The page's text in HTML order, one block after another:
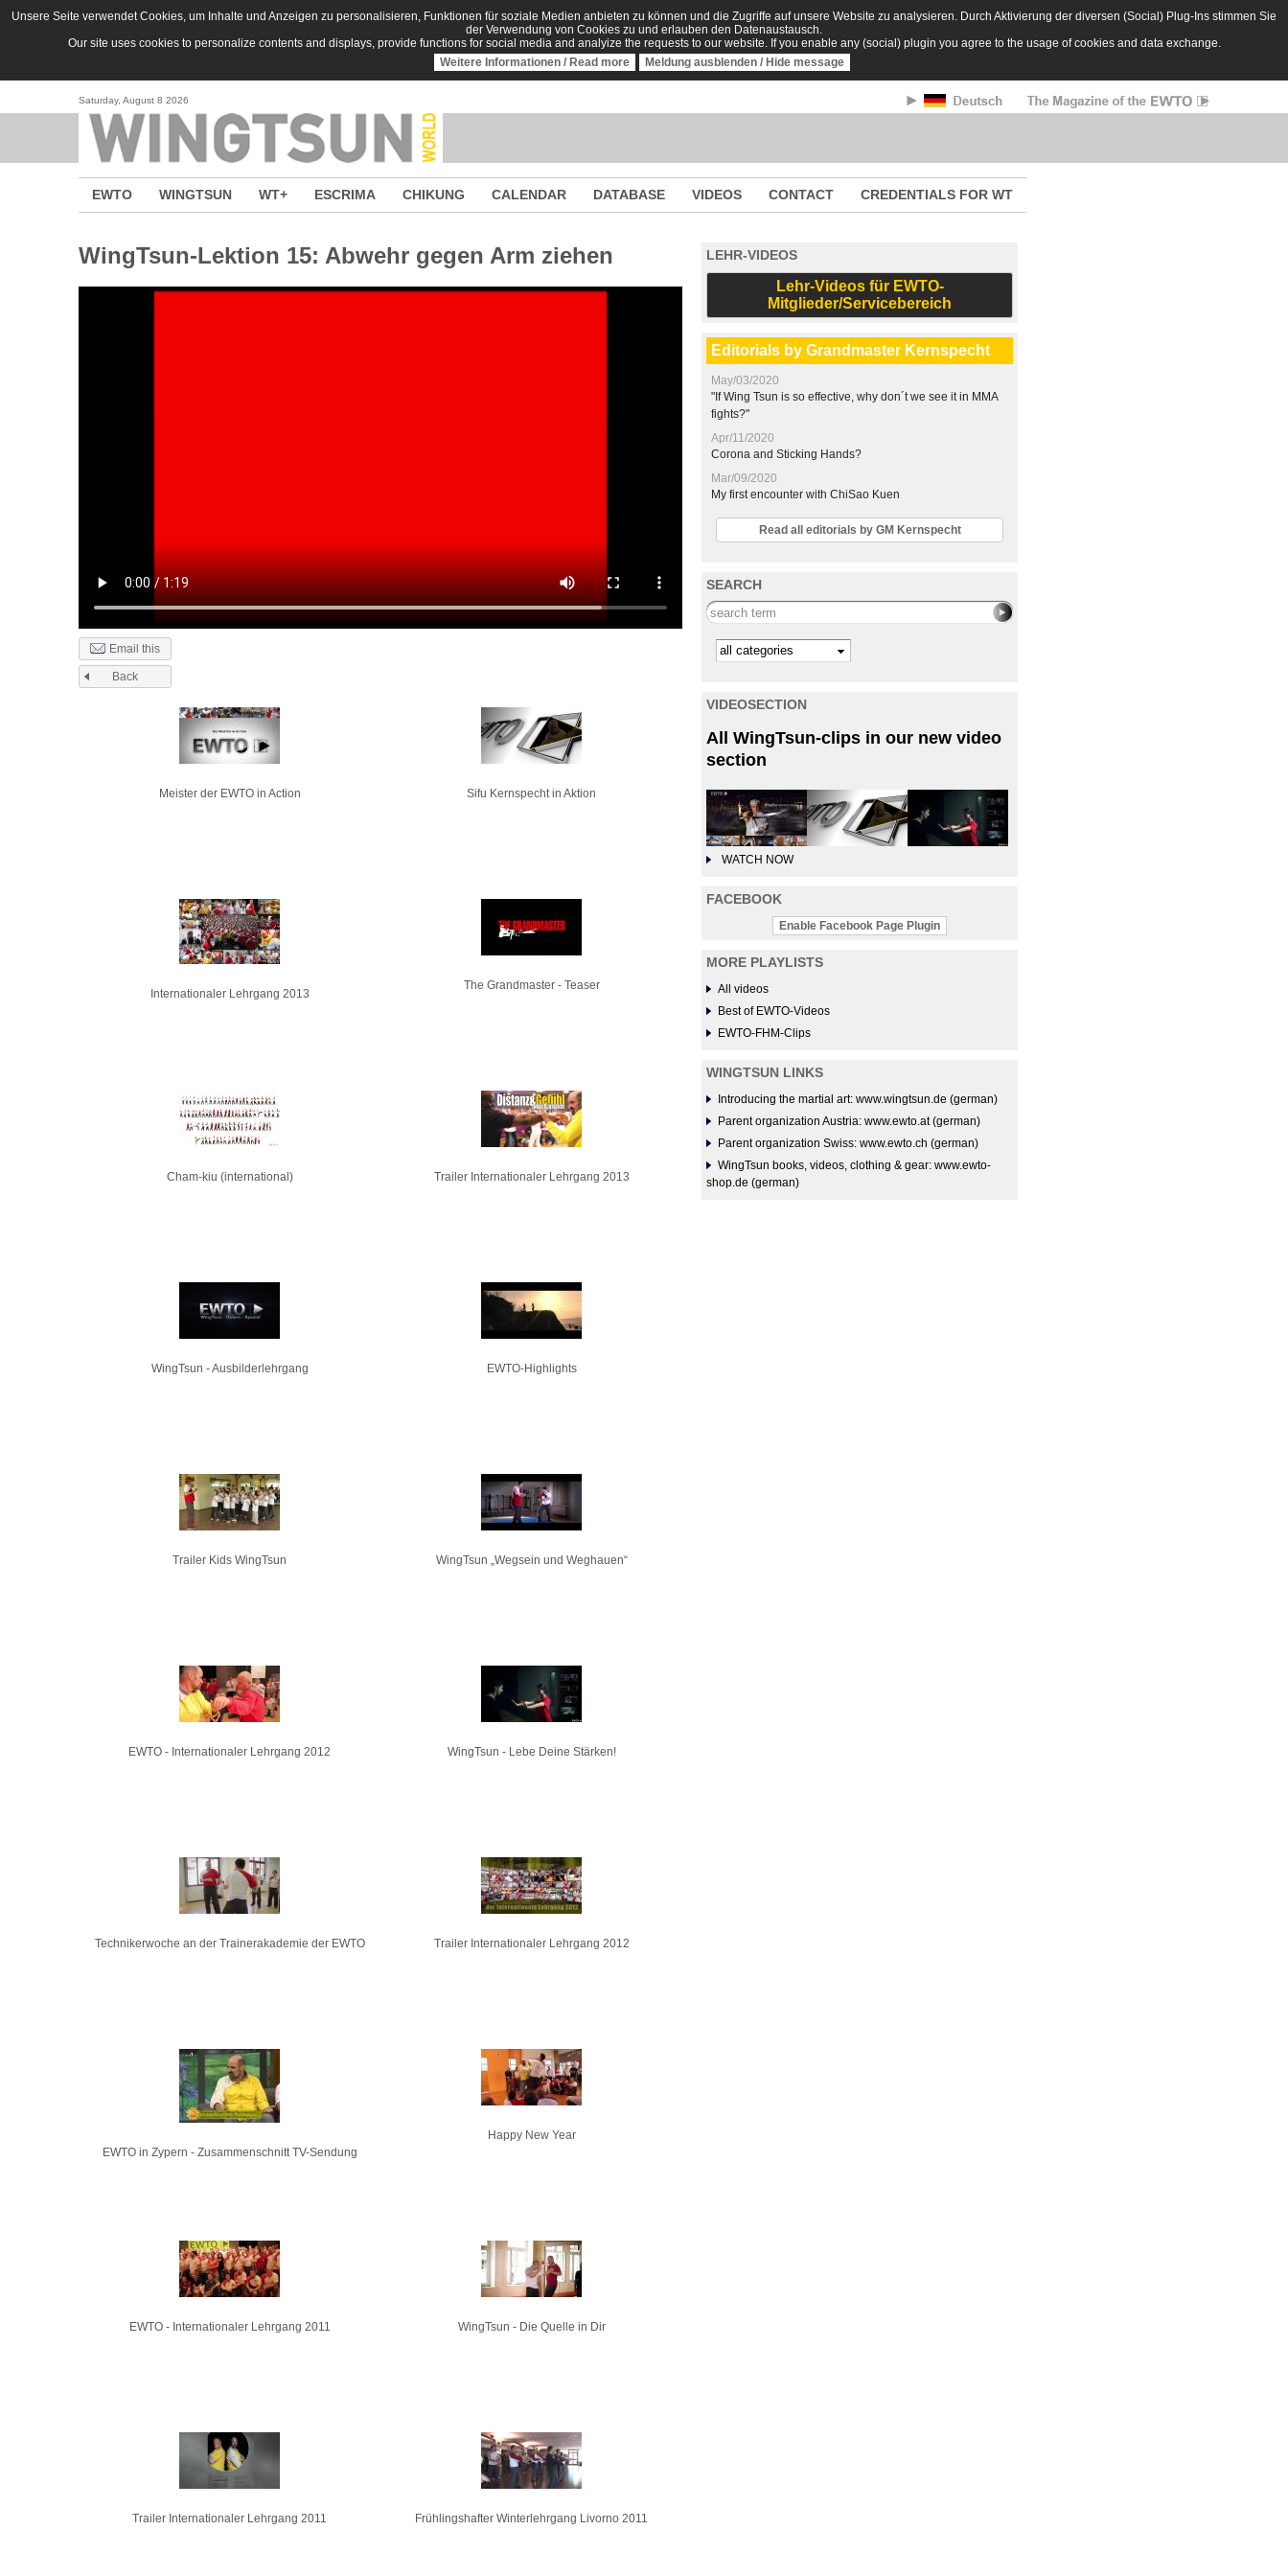
Skip to main content
Unsere Seite verwendet Cookies, um Inhalte und Anzeigen zu personalisieren, Funktionen für soziale Medien anbieten zu können und die Zugriffe auf unsere Website zu analysieren. Durch Aktivierung der diversen (Social) Plug-Ins stimmen Sie
der Verwendung von Cookies zu und erlauben den Datenaustausch.
Our site uses cookies to personalize contents and displays, provide functions for social media and analyize the requests to our website. If you enable any (social) plugin you agree to the usage of cookies and data exchange.
Weitere Informationen / Read more
Meldung ausblenden / Hide message
Saturday, August 8 2026
EWTO WINGTSUN WT+ ESCRIMA CHIKUNG CALENDAR DATABASE VIDEOS CONTACT CREDENTIALS FOR WT
WingTsun-Lektion 15: Abwehr gegen Arm ziehen
Email this
Back
Meister der EWTO in Action Sifu Kernspecht in Aktion
Internationaler Lehrgang 2013
The Grandmaster - Teaser
Cham-kiu (international) Trailer Internationaler Lehrgang 2013
WingTsun - Ausbilderlehrgang EWTO-Highlights
Trailer Kids WingTsun WingTsun „Wegsein und Weghauen“
EWTO - Internationaler Lehrgang 2012 WingTsun - Lebe Deine Stärken!
Technikerwoche an der Trainerakademie der EWTO Trailer Internationaler Lehrgang 2012
EWTO in Zypern - Zusammenschnitt TV-Sendung
Happy New Year
EWTO - Internationaler Lehrgang 2011 WingTsun - Die Quelle in Dir
Trailer Internationaler Lehrgang 2011 Frühlingshafter Winterlehrgang Livorno 2011
LEHR-VIDEOS
Lehr-Videos für EWTO-
Mitglieder/Servicebereich
Editorials by Grandmaster Kernspecht
May/03/2020
"If Wing Tsun is so effective, why don´t we see it in MMA
fights?"
Apr/11/2020
Corona and Sticking Hands?
Mar/09/2020
My first encounter with ChiSao Kuen
Read all editorials by GM Kernspecht
SEARCH
Search this site
Kategorie
VIDEOSECTION
All WingTsun-clips in our new video
section
WATCH NOW
FACEBOOK
Enable Facebook Page Plugin
MORE PLAYLISTS
All videos
Best of EWTO-Videos
EWTO-FHM-Clips
WINGTSUN LINKS
Introducing the martial art: www.wingtsun.de (german)
Parent organization Austria: www.ewto.at (german)
Parent organization Swiss: www.ewto.ch (german)
WingTsun books, videos, clothing & gear: www.ewto-
shop.de (german)